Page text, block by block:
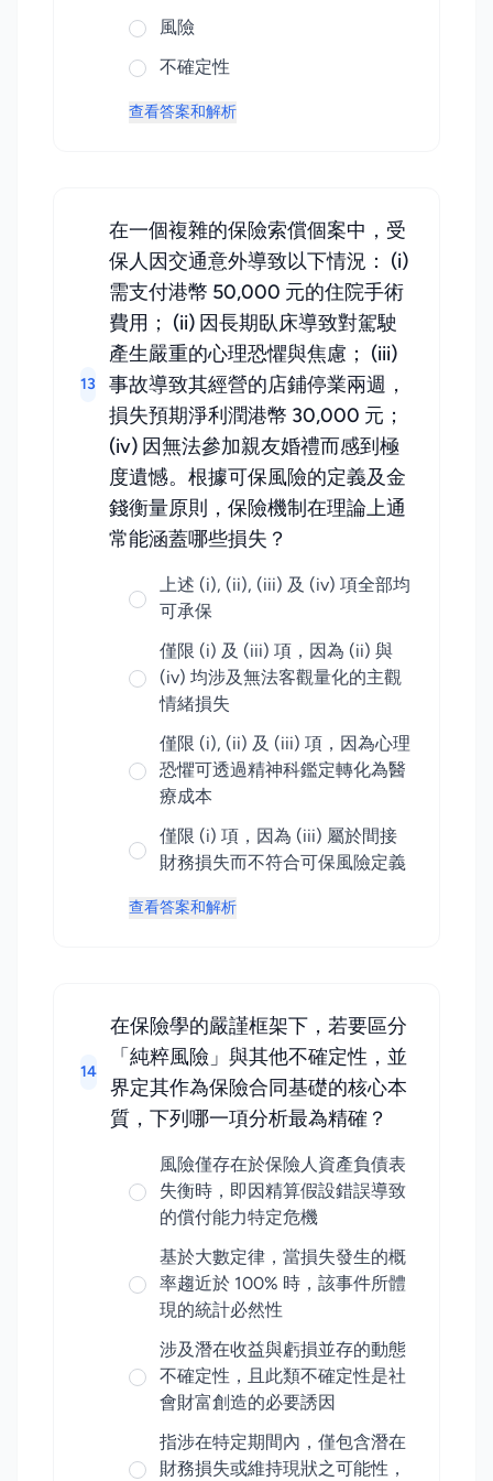
風險
不確定性
查看答案和解析
13
在一個複雜的保險索償個案中，受
保人因交通意外導致以下情況： (i)
需支付港幣 50,000 元的住院手術
費用； (ii) 因長期臥床導致對駕駛
產生嚴重的心理恐懼與焦慮； (iii)
事故導致其經營的店鋪停業兩週，
損失預期淨利潤港幣 30,000 元；
(iv) 因無法參加親友婚禮而感到極
度遺憾。根據可保風險的定義及金
錢衡量原則，保險機制在理論上通
常能涵蓋哪些損失？
上述 (i), (ii), (iii) 及 (iv) 項全部均
可承保
僅限 (i) 及 (iii) 項，因為 (ii) 與
(iv) 均涉及無法客觀量化的主觀
情緒損失
僅限 (i), (ii) 及 (iii) 項，因為心理
恐懼可透過精神科鑑定轉化為醫
療成本
僅限 (i) 項，因為 (iii) 屬於間接
財務損失而不符合可保風險定義
查看答案和解析
14
在保險學的嚴謹框架下，若要區分
「純粹風險」與其他不確定性，並
界定其作為保險合同基礎的核心本
質，下列哪一項分析最為精確？
風險僅存在於保險人資產負債表
失衡時，即因精算假設錯誤導致
的償付能力特定危機
基於大數定律，當損失發生的概
率趨近於 100% 時，該事件所體
現的統計必然性
涉及潛在收益與虧損並存的動態
不確定性，且此類不確定性是社
會財富創造的必要誘因
指涉在特定期間內，僅包含潛在
財務損失或維持現狀之可能性，